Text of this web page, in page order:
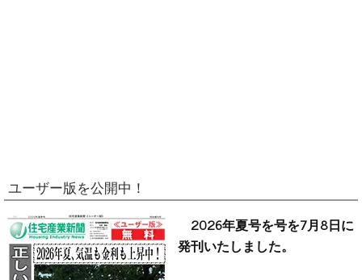
ユーザー版を公開中！
2026年夏号を号を7月8日に
発刊いたしました。